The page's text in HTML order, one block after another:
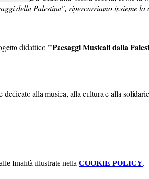
della Palestina", ripercorriamo insieme
didattico "Paesaggi Musicali dalla
alla musica, alla cultura e alla
finalità illustrate nella COOKIE POLICY.